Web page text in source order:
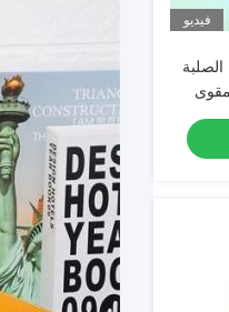
فيديو
الصلبة